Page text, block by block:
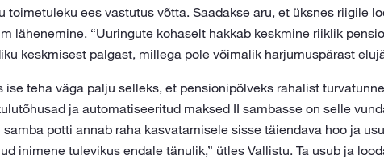
toimetuleku ees vastutus võtta. Saadakse aru, et üksnes riigile
lähenemine. “Uuringute kohaselt hakkab keskmine riiklik
keskmisest palgast, millega pole võimalik harjumuspärast
ise teha väga palju selleks, et pensionipõlveks rahalist
ja automatiseeritud maksed II sambasse on selle
potti annab raha kasvatamisele sisse täiendava hoo ja
inimene tulevikus endale tänulik,” ütles Vallistu. Ta usub ja